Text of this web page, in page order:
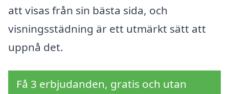
att visas från sin bästa sida, och
visningsstädning är ett utmärkt sätt att
uppnå det.
Få 3 erbjudanden, gratis och utan